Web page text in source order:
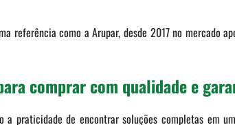
referência como a Arupar, desde 2017 no mercado
comprar com qualidade e
praticidade de encontrar soluções completas em